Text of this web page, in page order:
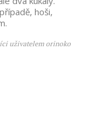
hoši,
uživatelem orinoko